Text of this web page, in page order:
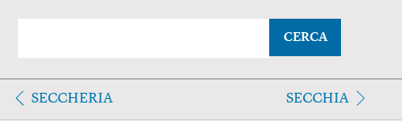
CERCA
SECCHERIA SECCHIA